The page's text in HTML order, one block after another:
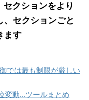
クションをより
セクションごと
ます
では最も制限が厳しい
変動…ツールまとめ